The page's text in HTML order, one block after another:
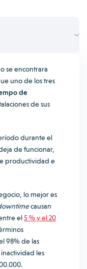
se encontrara
uno de los tres
de
de sus
durante el
de funcionar,
productividad e
lo mejor es
causan
el5 % y el 20
98% de las
les